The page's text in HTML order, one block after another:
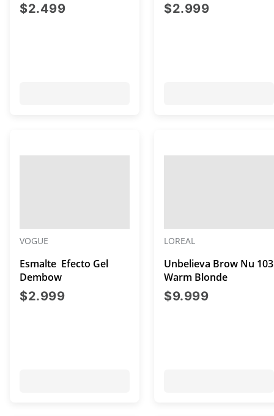
$2.499precio actual $2.499
$2.999precio
VOGUE
Esmalte Efecto Gel
Dembow
$2.999precio actual $2.999
LOREAL
Unbelieva Brow Nu 103
Warm Blonde
$9.999precio